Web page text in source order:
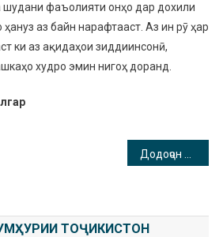
шудани фаъолияти онҳо дар дохили
аз байн нарафтааст. Аз ин рӯ ҳар
ки аз ақидаҳои зиддиинсонӣ,
худро эмин нигоҳ доранд.
ТОҶИКИСТОН